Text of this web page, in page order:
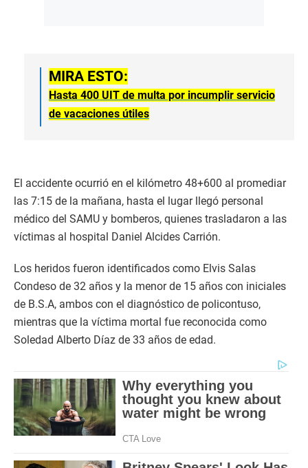
MIRA ESTO:
Hasta 400 UIT de multa por incumplir servicio
de vacaciones útiles
El accidente ocurrió en el kilómetro 48+600 al promediar
las 7:15 de la mañana, hasta el lugar llegó personal
médico del SAMU y bomberos, quienes trasladaron a las
víctimas al hospital Daniel Alcides Carrión.
Los heridos fueron identificados como Elvis Salas
Condeso de 32 años y la menor de 15 años con iniciales
de B.S.A, ambos con el diagnóstico de policontuso,
mientras que la víctima mortal fue reconocida como
Soledad Alberto Díaz de 33 años de edad.